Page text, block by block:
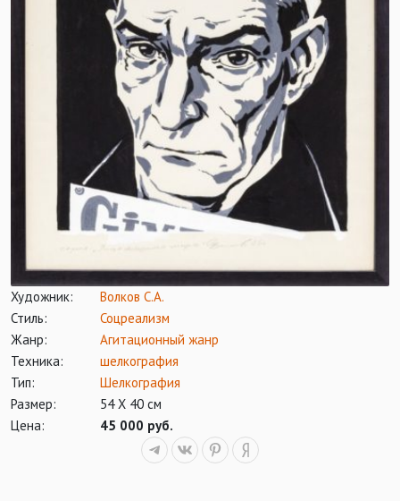
Художник:
Волков С.А.
Стиль:
Соцреализм
Жанр:
Агитационный жанр
Техника:
шелкография
Тип:
Шелкография
Размер:
54 Х 40 см
Цена:
45 000 руб.